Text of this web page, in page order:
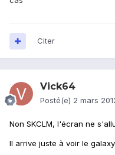
Citer
Vick64
Posté(e) 2 mars
Non SKCLM, l'écran ne
Il arrive juste à voir le